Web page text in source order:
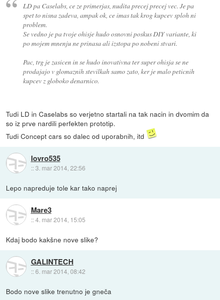
LD pa Caselabs, ce ze primerjas, nudita precej precej vec. Je pa
spet to nisna zadeva, ampak ok, ce imas tak krog kupcev sploh ni
problem.
Se vedno je pa tvoje ohisje hudo osnovni poskus DIY variante, ki
po mojem mnenju ne prinasa ali izstopa po nobeni stvari.
Pac, trg je zasicen in se hudo inovativna ter super ohisja se ne
prodajajo v glomaznih stevilkah samo zato, ker je malo peticnih
kupcev z globoko denarnico.
Tudi LD in Caselabs so verjetno startali na tak nacin in dvomim da
so iz prve nardili perfekten prototip.
Tudi Concept cars so dalec od uporabnih, itd
lovro535
::3. mar 2014, 22:56
Lepo napreduje tole kar tako naprej
Mare3
::4. mar 2014, 15:05
Kdaj bodo kakšne nove slike?
GALINTECH
::6. mar 2014, 08:42
Bodo nove slike trenutno je gneča